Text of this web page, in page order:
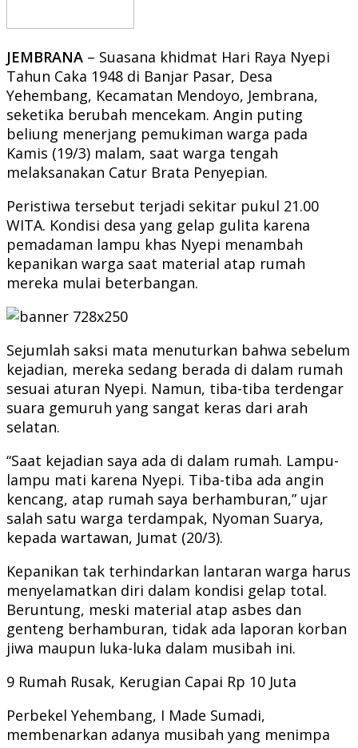
JEMBRANA – Suasana khidmat Hari Raya Nyepi
Tahun Caka 1948 di Banjar Pasar, Desa
Yehembang, Kecamatan Mendoyo, Jembrana,
seketika berubah mencekam. Angin puting
beliung menerjang pemukiman warga pada
Kamis (19/3) malam, saat warga tengah
melaksanakan Catur Brata Penyepian.
Peristiwa tersebut terjadi sekitar pukul 21.00
WITA. Kondisi desa yang gelap gulita karena
pemadaman lampu khas Nyepi menambah
kepanikan warga saat material atap rumah
mereka mulai beterbangan.
Sejumlah saksi mata menuturkan bahwa sebelum
kejadian, mereka sedang berada di dalam rumah
sesuai aturan Nyepi. Namun, tiba-tiba terdengar
suara gemuruh yang sangat keras dari arah
selatan.
“Saat kejadian saya ada di dalam rumah. Lampu-
lampu mati karena Nyepi. Tiba-tiba ada angin
kencang, atap rumah saya berhamburan,” ujar
salah satu warga terdampak, Nyoman Suarya,
kepada wartawan, Jumat (20/3).
Kepanikan tak terhindarkan lantaran warga harus
menyelamatkan diri dalam kondisi gelap total.
Beruntung, meski material atap asbes dan
genteng berhamburan, tidak ada laporan korban
jiwa maupun luka-luka dalam musibah ini.
9 Rumah Rusak, Kerugian Capai Rp 10 Juta
Perbekel Yehembang, I Made Sumadi,
membenarkan adanya musibah yang menimpa